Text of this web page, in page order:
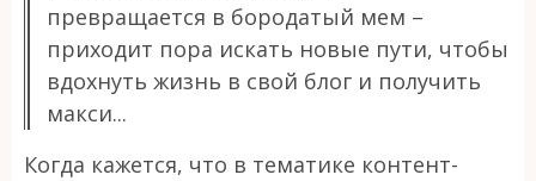
превращается в бородатый мем –
приходит пора искать новые пути, чтобы
вдохнуть жизнь в свой блог и получить
макси...
Когда кажется, что в тематике контент-